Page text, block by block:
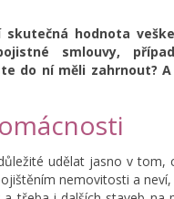
hodnota
smlouvy,
do ní měli zahrnout?
udělat jasno v
nemovitosti a